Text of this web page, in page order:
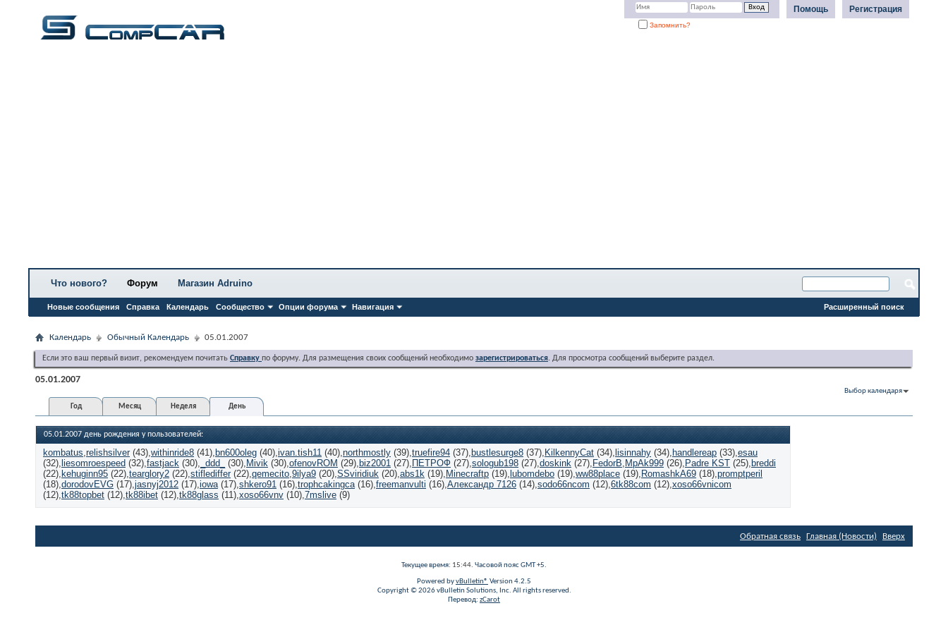
Регистрация
Помощь
Запомнить?
Что нового? Форум
Новые сообщения Справка Календарь Сообщество Опции форума Навигация
Магазин Adruino
Расширенный поиск
Календарь Обычный Календарь 05.01.2007
Если это ваш первый визит, рекомендуем почитать Справку по форуму. Для размещения своих сообщений необходимо зарегистрироваться. Для просмотра сообщений выберите раздел.
05.01.2007
Выбор календаря
Год
Месяц Неделя День
05.01.2007 день рождения у пользователей:
kombatus relishsilver (43) withinride8 (41) bn600oleg (40) ivan.tish11 (40) northmostly (39) truefire94 (37) bustlesurge8 (37) KilkennyCat (34) lisinnahy (34) handlereap (33) esau
(32) liesomroespeed (32) fastjack (30) _ddd_ (30) Mivik (30) ofenovROM (29) biz2001 (27) ПЕТРОФ (27) sologub198 (27) doskink (27) FedorB MpAk999 (26) Padre KST (25) breddi
(22) kehuginn95 (22) tearglory2 (22) stiflediffer (22) qemecito 9ilya9 (20) SSviridiuk (20) abs1k (19) Minecraftp (19) lubomdebo (19) ww88place (19) RomashkA69 (18) promptperil
(18) dorodovEVG (17) jasnyj2012 (17) iowa(17) shkero91 (16) trophcakingca(16) freemanvulti (16) Александр 7126 (14) sodo66ncom (12) 6tk88com (12) xoso66vnicom
(12) tk88topbet (12) tk88ibet (12) tk88glass (11) xoso66vnv (10) 7mslive (9)
Обратная связь Главная (Новости) Вверх
Текущее время: 15:44. Часовой пояс GMT +5.
Powered byvBulletin® Version 4.2.5
Copyright © 2026 vBulletin Solutions, Inc. All rights reserved.
Перевод: zCarot